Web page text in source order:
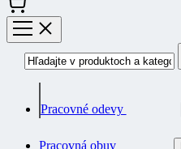
Pracovné odevy
Pracovná obuv